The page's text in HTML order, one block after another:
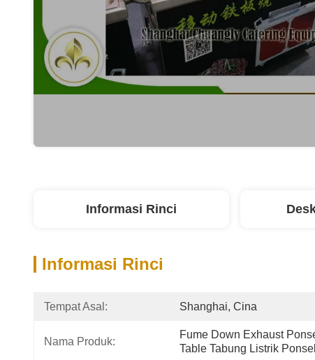
Informasi Rinci
Informasi Rinci
Tempat Asal: Shanghai, Cina
Nama Produk:
Fume Down Exhaust
Table Tabung Listrik